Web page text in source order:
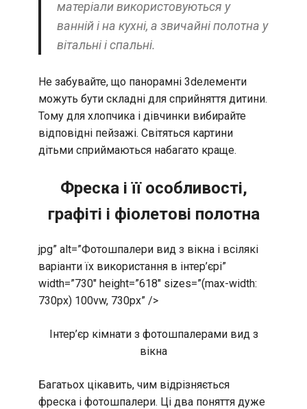
матеріали використовуються у
ванній і на кухні, а звичайні полотна у
вітальні і спальні.
Не забувайте, що панорамні 3dелементи
можуть бути складні для сприйняття дитини.
Тому для хлопчика і дівчинки вибирайте
відповідні пейзажі. Світяться картини
дітьми сприймаються набагато краще.
Фреска і її особливості,
графіті і фіолетові полотна
jpg” alt=”Фотошпалери вид з вікна і всілякі
варіанти їх використання в інтер’єрі”
width=”730″ height=”618″ sizes=”(max-width:
730px) 100vw, 730px” />
Інтер’єр кімнати з фотошпалерами вид з
вікна
Багатьох цікавить, чим відрізняється
фреска і фотошпалери. Ці два поняття дуже